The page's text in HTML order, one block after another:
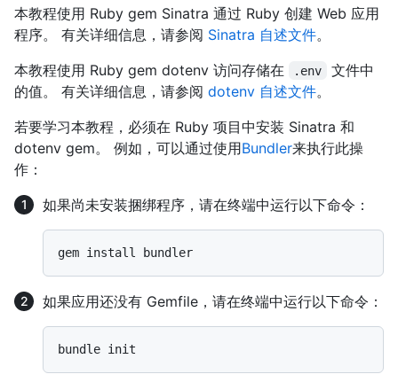
本教程使用 Ruby gem Sinatra 通过 Ruby 创建 Web 应用
程序。 有关详细信息，请参阅 Sinatra 自述文件。
本教程使用 Ruby gem dotenv 访问存储在
.env
文件中
的值。 有关详细信息，请参阅 dotenv 自述文件。
若要学习本教程，必须在 Ruby 项目中安装 Sinatra 和
dotenv gem。 例如，可以通过使用Bundler来执行此操
作：
如果尚未安装捆绑程序，请在终端中运行以下命令：
如果应用还没有 Gemfile，请在终端中运行以下命令：